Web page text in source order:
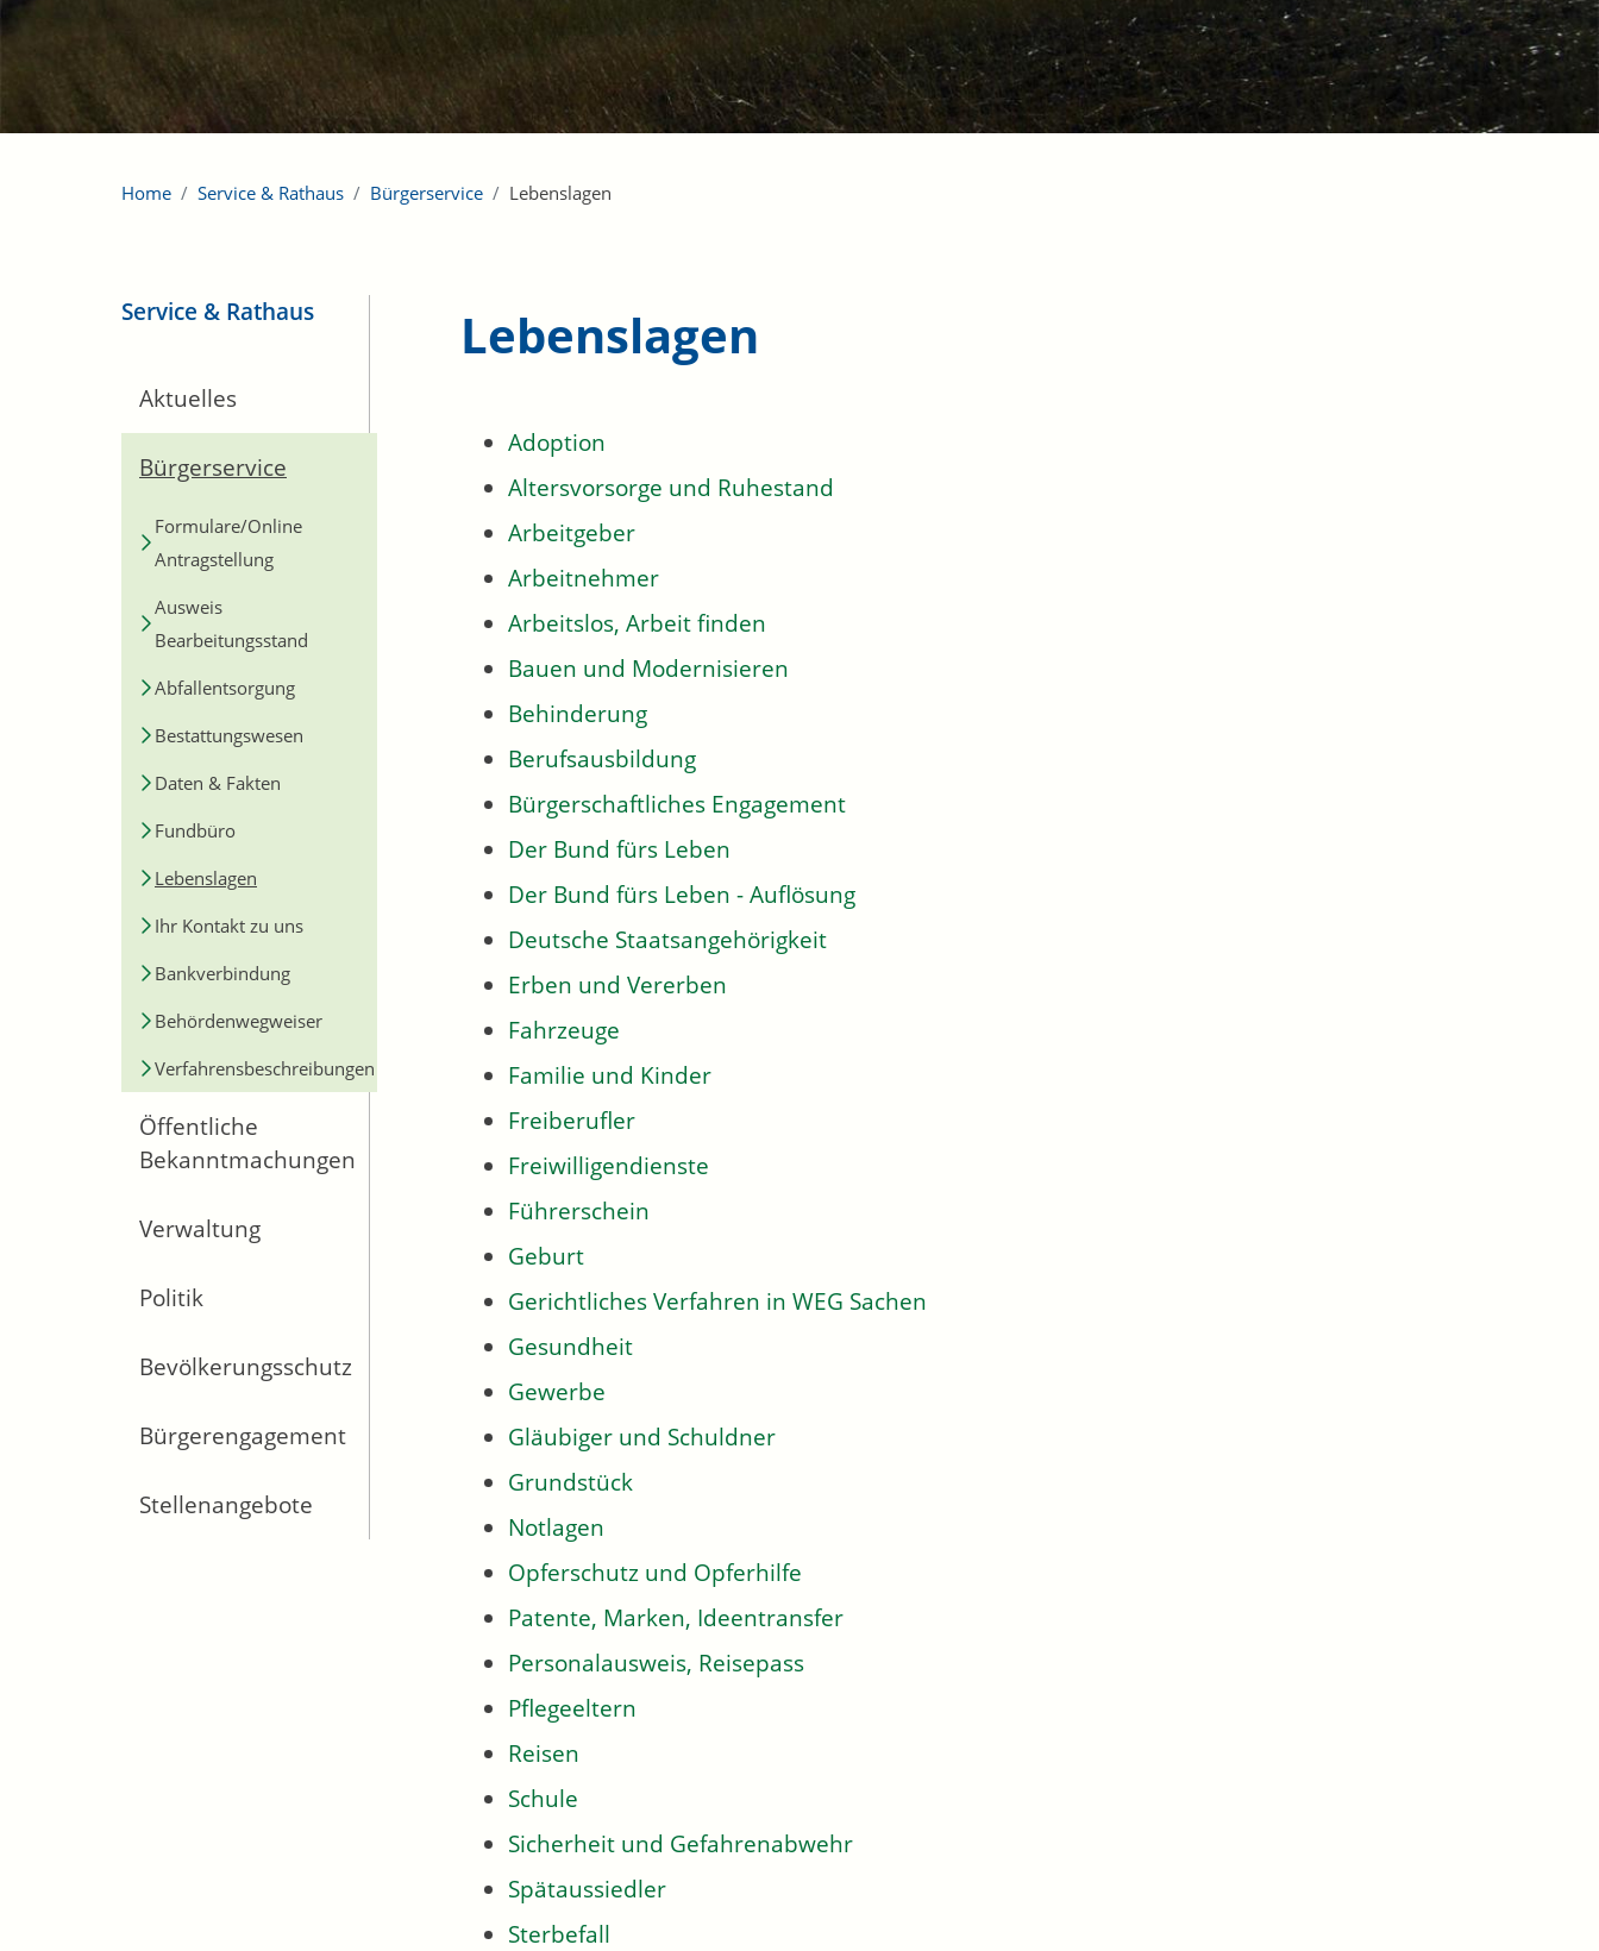
Home Service & Rathaus Bürgerservice Lebenslagen
Service & Rathaus
Aktuelles
Bürgerservice
Formulare/Online
Antragstellung
Ausweis
Bearbeitungsstand
Abfallentsorgung
Bestattungswesen
Daten & Fakten
Fundbüro
Lebenslagen
Ihr Kontakt zu uns
Bankverbindung
Behördenwegweiser
Verfahrensbeschreibungen
Öffentliche
Bekanntmachungen
Verwaltung
Politik
Bevölkerungsschutz
Bürgerengagement
Stellenangebote
Lebenslagen
Adoption
Altersvorsorge und Ruhestand
Arbeitgeber
Arbeitnehmer
Arbeitslos, Arbeit finden
Bauen und Modernisieren
Behinderung
Berufsausbildung
Bürgerschaftliches Engagement
Der Bund fürs Leben
Der Bund fürs Leben - Auflösung
Deutsche Staatsangehörigkeit
Erben und Vererben
Fahrzeuge
Familie und Kinder
Freiberufler
Freiwilligendienste
Führerschein
Geburt
Gerichtliches Verfahren in WEG Sachen
Gesundheit
Gewerbe
Gläubiger und Schuldner
Grundstück
Notlagen
Opferschutz und Opferhilfe
Patente, Marken, Ideentransfer
Personalausweis, Reisepass
Pflegeeltern
Reisen
Schule
Sicherheit und Gefahrenabwehr
Spätaussiedler
Sterbefall